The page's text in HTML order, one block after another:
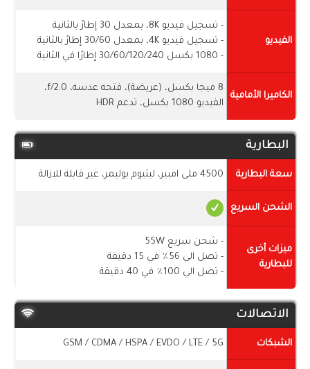
الفيديو
- تسجيل فيديو 8K، بمعدل 30 إطارً بالثانية
- تسجيل فيديو 4K، بمعدل 30/60 إطارً بالثانية
- 1080 بكسل 30/60/120/240 إطارًا في الثانية
الكاميرا الأمامية
8 ميجا بكسل، (عريضة)، فتحه عدسه، f/2.0،
الفيديو 1080 بكسل، تدعم HDR
البطارية
سعة البطارية 4500 ملى امبير، ليثيوم بوليمر، غير قابلة للازالة
الشحن السريع
ميزات أخرى
للبطارية
- شحن سريع 55W
- تصل الي 56٪ في 15 دقيقة
- تصل الي 100٪ في 40 دقيقة
الاتصالات
الشبكات GSM / CDMA / HSPA / EVDO / LTE / 5G